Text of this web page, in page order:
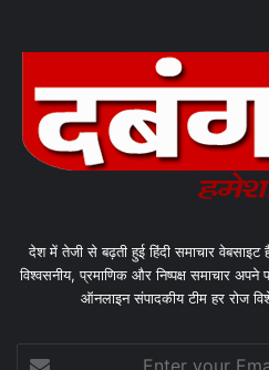
देश में तेजी से बढ़ती हुई हिंदी समाचार
विश्वसनीय, प्रमाणिक और निष्पक्ष समाचार अपने
ऑनलाइन संपादकीय टीम हर रोज